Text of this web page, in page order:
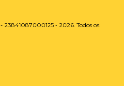
- 2026. Todos os